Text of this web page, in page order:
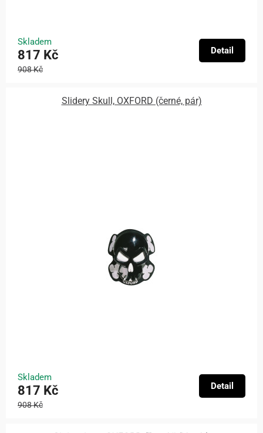
Skladem
817 Kč
908 Kč
Detail
Slidery Skull, OXFORD (černé, pár)
Skladem
817 Kč
908 Kč
Detail